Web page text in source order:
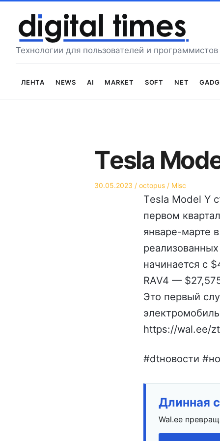
содержимому
Технологии для пользователей и программистов
Лента News AI Market Soft Net
Тesla
Опубликовано
30.05.2023 Автор
octopus
Опубликовано
в
Misc
Тesla Model Y
первом
январе-марте
начинается с
RAV4 —
Это первый
https://wal.ee/
#dtновости
Длинная
Wal.ee